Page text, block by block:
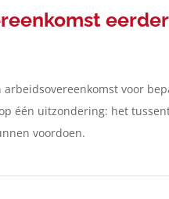
voor
één uitzondering: het
voordoen.